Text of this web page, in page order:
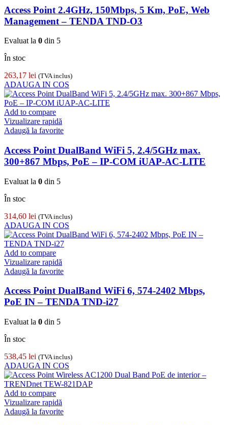
Access Point 2.4GHz, 150Mbps, 5 Km, PoE, Web
Management – TENDA TND-O3
Evaluat la 0 din 5
În stoc
263,17 lei (TVA inclus)
ADAUGA IN COS
Add to compare
Vizualizare rapidă
Adaugă la favorite
Access Point DualBand WiFi 5, 2.4/5GHz max.
300+867 Mbps, PoE – IP-COM iUAP-AC-LITE
Evaluat la 0 din 5
În stoc
314,60 lei (TVA inclus)
ADAUGA IN COS
Add to compare
Vizualizare rapidă
Adaugă la favorite
Access Point DualBand WiFi 6, 574-2402 Mbps,
PoE IN – TENDA TND-i27
Evaluat la 0 din 5
În stoc
538,45 lei (TVA inclus)
ADAUGA IN COS
Add to compare
Vizualizare rapidă
Adaugă la favorite